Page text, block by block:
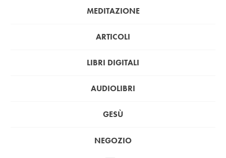
MEDITAZIONE
ARTICOLI
LIBRI DIGITALI
AUDIOLIBRI
GESÙ
NEGOZIO